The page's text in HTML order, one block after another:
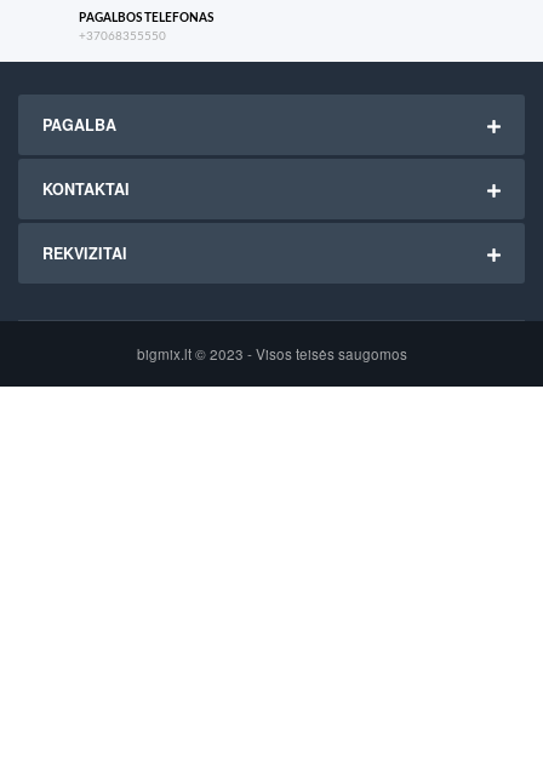
PAGALBOS TELEFONAS
+37068355550
PAGALBA
KONTAKTAI
REKVIZITAI
bigmix.lt © 2023 - Visos teisės saugomos